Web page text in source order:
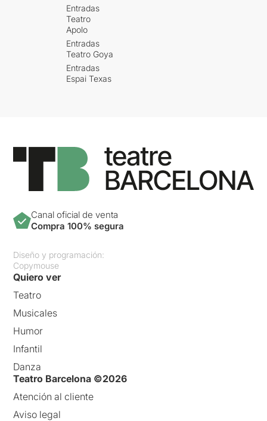
Entradas
Teatro
Apolo
Entradas
Teatro Goya
Entradas
Espai Texas
Canal oficial de venta
Compra 100% segura
Diseño y programación:
Copymouse
Quiero ver
Teatro
Musicales
Humor
Infantil
Danza
Teatro Barcelona ©2026
Atención al cliente
Aviso legal